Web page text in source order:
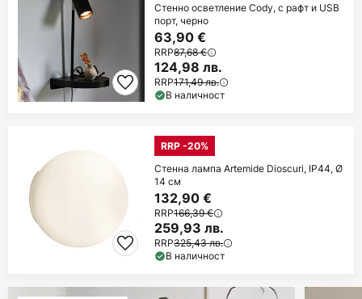
Стенно осветление Cody, с рафт и USB
порт, черно
63,90 €
RRP87,68 €
124,98 лв.
RRP171,49 лв.
В наличност
RRP -20%
Стенна лампа Artemide Dioscuri, IP44, Ø
14 см
132,90 €
RRP166,39 €
259,93 лв.
RRP325,43 лв.
В наличност